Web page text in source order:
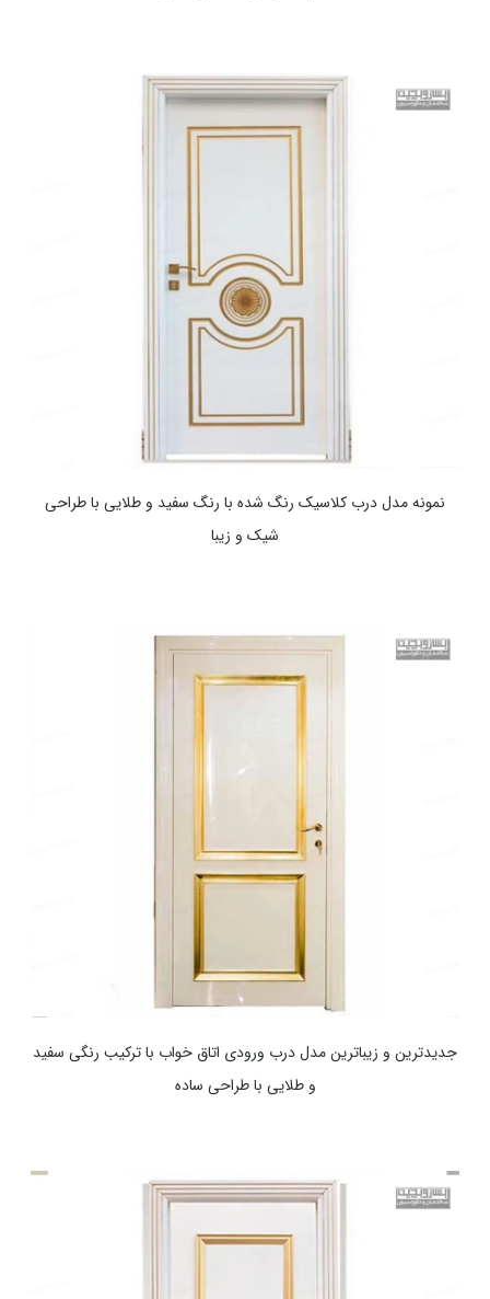
نمونه مدل درب کلاسیک رنگ شده با رنگ سفید و طلایی با طراحی
شیک و زیبا
جدیدترین و زیباترین مدل درب ورودی اتاق خواب با ترکیب رنگی سفید
و طلایی با طراحی ساده